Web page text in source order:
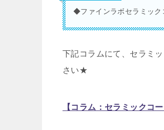
◆ファインラボセラミック
下記コラムにて、セラミ
さい★
【コラム：セラミックコ